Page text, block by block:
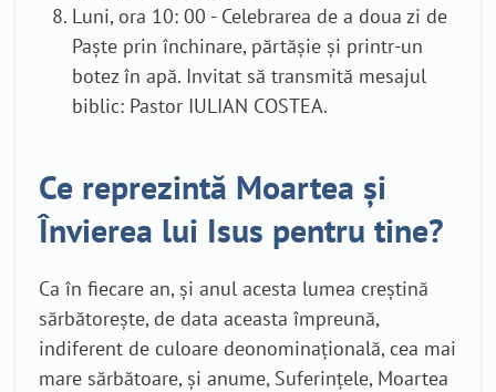
Luni, ora 10: 00 - Celebrarea de a doua zi de
Paşte prin închinare, părtăşie şi printr-un
botez în apă. Invitat să transmită mesajul
biblic: Pastor IULIAN COSTEA.
Ce reprezintă Moartea și
Învierea lui Isus pentru tine?
Ca în fiecare an, și anul acesta lumea creștină
sărbătorește, de data aceasta împreună,
indiferent de culoare deonominațională, cea mai
mare sărbătoare, şi anume, Suferințele, Moartea